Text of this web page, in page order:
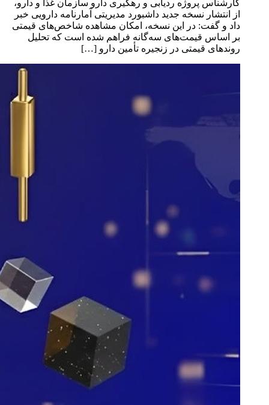
کارشناس پروژه ردیابی و رهگیری دارو سازمان غذا و دارو،
از انتشار نسخه جدید داشبورد مدیریتی آمارنامه دارویی خبر
داد و گفت: در این نسخه، امکان مشاهده شاخص‌های قیمتی
بر اساس قیمت‌های سه‌گانه فراهم شده است که تحلیل
روندهای قیمتی در زنجیره تأمین دارو […]